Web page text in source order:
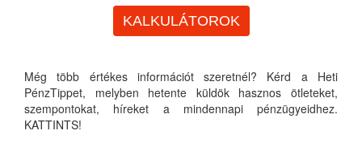
KALKULÁTOROK
Még több értékes információt szeretnél? Kérd a Heti
PénzTippet, melyben hetente küldök hasznos ötleteket,
szempontokat, híreket a mindennapi pénzügyeidhez.
KATTINTS!